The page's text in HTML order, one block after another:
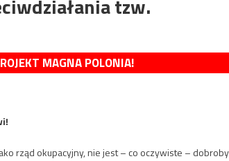
tzw.
MAGNA POLONIA!
rząd okupacyjny, nie jest – co oczywiste –